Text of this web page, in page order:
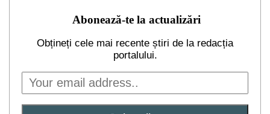
Abonează-te la actualizări
Obțineți cele mai recente știri de la redacția
portalului.